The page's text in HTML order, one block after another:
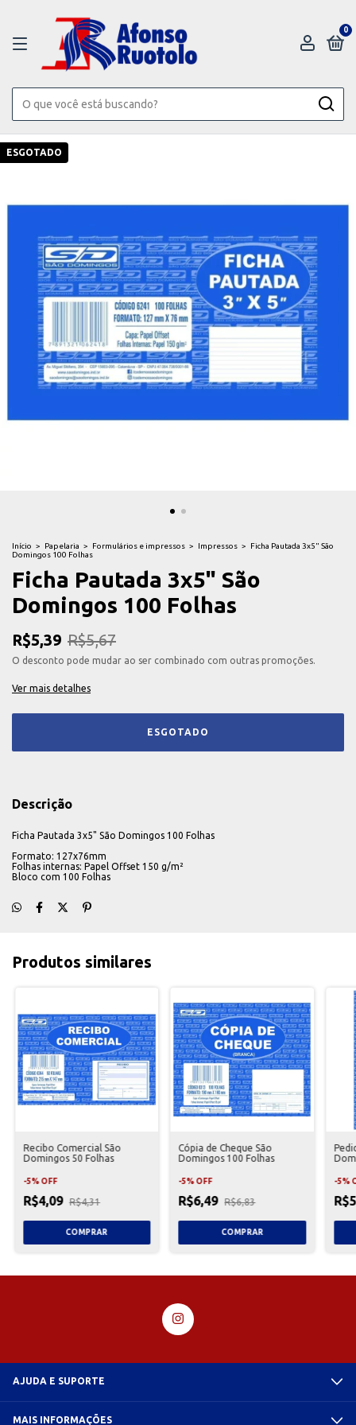
0
ESGOTADO
Início > Papelaria > Formulários e impressos > Impressos >
Ficha Pautada 3x5" São
Domingos 100 Folhas
Ficha Pautada 3x5" São
Domingos 100 Folhas
R$5,39 R$5,67
O desconto pode mudar ao ser combinado com outras promoções.
Ver mais detalhes
Descrição
Ficha Pautada 3x5" São Domingos 100 Folhas
Formato: 127x76mm
Folhas internas: Papel Offset 150 g/m²
Bloco com 100 Folhas
Produtos similares
Recibo Comercial São
Domingos 50 Folhas
-5%OFF
R$4,09 R$4,31
Cópia de Cheque São
Domingos 100 Folhas
-5%OFF
R$6,49 R$6,83
-5%
AJUDA E SUPORTE
MAIS INFORMAÇÕES